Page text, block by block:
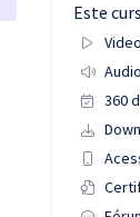
Este
360